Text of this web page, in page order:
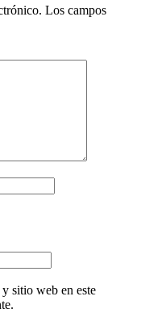
Los campos
sitio web en este